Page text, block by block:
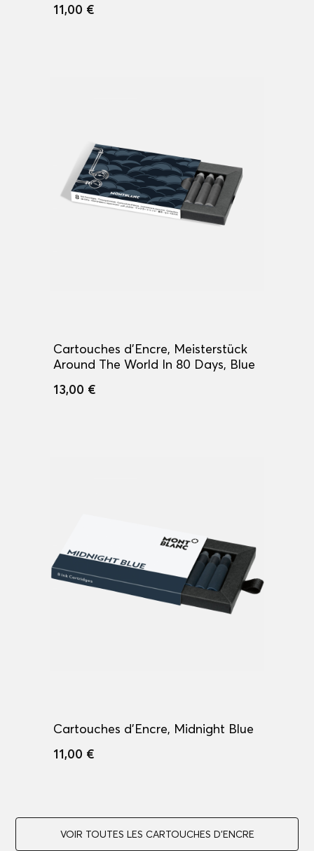
11,00 €
Cartouches d'Encre, Meisterstück
Around The World In 80 Days, Blue
13,00 €
Cartouches d'Encre, Midnight Blue
11,00 €
VOIR TOUTES LES CARTOUCHES D'ENCRE